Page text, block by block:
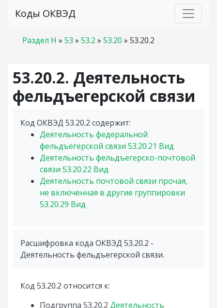
Коды ОКВЭД
Раздел H » 53 » 53.2 » 53.20 » 53.20.2
53.20.2. Деятельность
фельдъегерской связи
Код ОКВЭД 53.20.2 содержит:
Деятельность федеральной
фельдъегерской связи 53.20.21 Вид
Деятельность фельдъегерско-почтовой
связи 53.20.22 Вид
Деятельность почтовой связи прочая,
не включенная в другие группировки
53.20.29 Вид
Расшифровка кода ОКВЭД 53.20.2 -
Деятельность фельдъегерской связи.
Код 53.20.2 относится к:
Подгруппа 53.20.2 Деятельность